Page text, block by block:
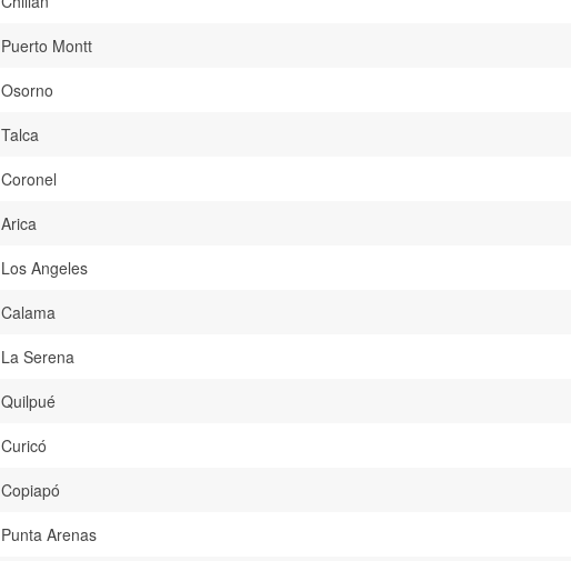
Puerto Montt
Osorno
Talca
Coronel
Arica
Los Angeles
Calama
La Serena
Quilpué
Curicó
Copiapó
Punta Arenas